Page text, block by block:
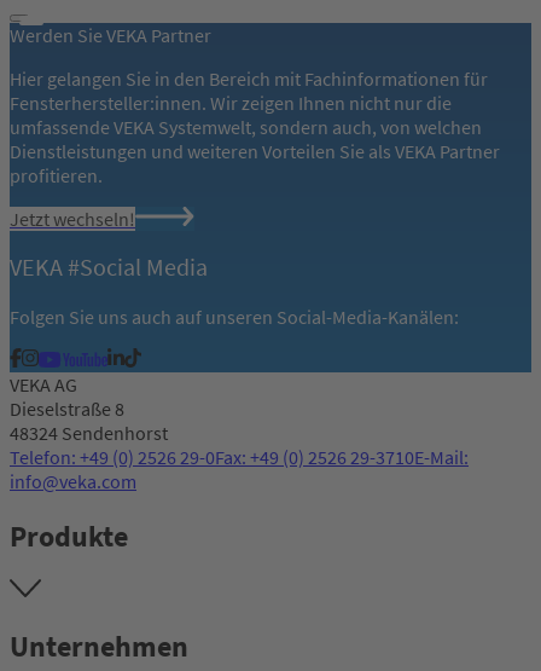
Werden Sie VEKA Partner
Hier gelangen Sie in den Bereich mit Fachinformationen für
Fensterhersteller:innen. Wir zeigen Ihnen nicht nur die
umfassende VEKA Systemwelt, sondern auch, von welchen
Dienstleistungen und weiteren Vorteilen Sie als VEKA Partner
profitieren.
Jetzt wechseln!
VEKA #Social Media
Folgen Sie uns auch auf unseren Social-Media-Kanälen:
VEKA AG
Dieselstraße 8
48324 Sendenhorst
Telefon: +49 (0) 2526 29-0Fax: +49 (0) 2526 29-3710E-Mail:
info@veka.com
Produkte
Unternehmen